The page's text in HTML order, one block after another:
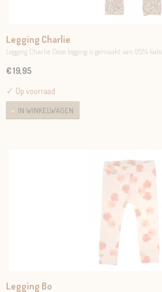
Legging Charlie
Legging Charlie Deze legging is gemaakt van 95%
€ 19,95
✓ Op voorraad
IN WINKELWAGEN
Legging Bo